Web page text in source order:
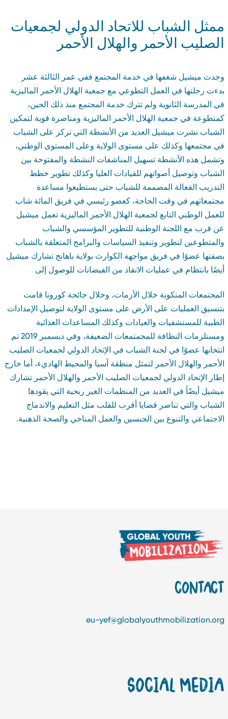
الشباب للاتحاد الدولي لجمعيات
الأحمر والهلال الأحمر
ميشيل شغفها في خدمة المجتمع ففي عمر الثالثة عشر
رحلتها في العمل التطوعي مع جمعية الهلال الأحمر الماليزية
المدرسة الثانوية ولم تترك خدمة المجتمع منذ ذلك الحين،
في جمعية الهلال الأحمر الماليزية ومناصرة قوية لتمكين
نشرت ميشيل العديد من الأنشطة التي تركز على الشباب
مجتمعها وكذلك على مستوى الولاية وعلى المستوى الوطني،
هذه الأنشطة تسهيل المناشفات النشطة والمفتوحة بين
وتوصيل أصواتهم للقيادات العليا وكذلك تطوير خطط
الفعالة المصممة للشباب حتى يستطيعوا مساعدة
في وقت الحاجة، كعضو رئيسي في فريق المائة شاب
الوطني التابع لجمعية الهلال الأحمر الماليزية تعمل ميشيل
قرب مع اللجنة الوطنية للتطوير المؤسسي والشباب
لتطوير وتنفيذ السياسات والبرامج المتعلقة بالشباب
عضوًا في فريق مواجهة الكوارث بولاية باهانج تشارك ميشيل
بانتظام في عمليات الانقاذ من الفيضانات للوصول إلى
المنكوبة خلال الأزمات، وخلال جائحة كورونا قامت
العمليات على الأرض على مستوى الولاية لتوصيل الإمدادات
للمستشفيات والعيادات وكذلك المساعدات الغذائية
ومستلزمات النظافة للمجمتمعات الضعيفة، وفي ديسمبر 2019 تم
عضوًا في لجنة الشباب في الإتحاد الدولي لجمعيات الصليب
والهلال الأحمر لتمثل منطقة آسيا والمحيط الهاديء، أما خارج
الإتحاد الدولي لجمعيات الصليب الأحمر والهلال الأحمر تشارك
أيضًأ في العديد من المنظمات الغير ربحية التي يقودها
والتي تناصر قضايا أقرب للقلب مثل التعليم والاندماج
والتنوع بين الجنسين والعمل المناخي والصحة الذهنية.
eu-
SOCIAL